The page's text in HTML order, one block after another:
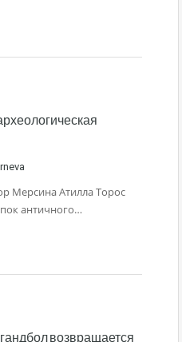
Мерсина Атилла Торос
античного…
возвращается